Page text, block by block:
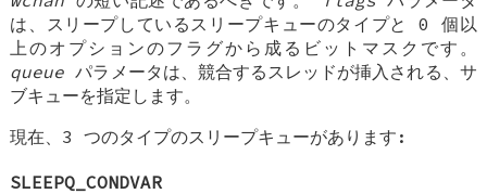
は、スリープしているスリープキューのタイプと 0 個以
上のオプションのフラグから成るビットマスクです。
queue パラメータは、競合するスレッドが挿入される、サ
ブキューを指定します。
現在、3 つのタイプのスリープキューがあります:
SLEEPQ_CONDVAR